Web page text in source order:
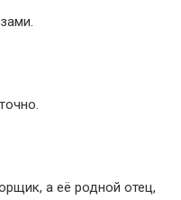
а её родной отец,